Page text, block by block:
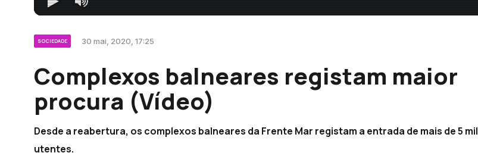
SOCIEDADE 30 mai, 2020, 17:25
Complexos balneares registam maior
procura (Vídeo)
Desde a reabertura, os complexos balneares da Frente Mar registam a entrada de mais de 5 mil
utentes.